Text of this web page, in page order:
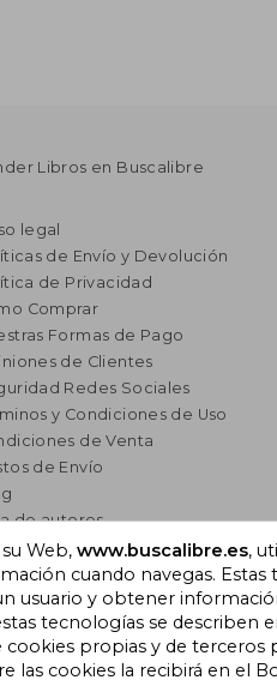
Libros en Buscalibre
legal
de Envío y Devolución
de Privacidad
Comprar
Formas de Pago
de Clientes
Redes Sociales
y Condiciones de Uso
de Venta
de Envío
de autores
a la Lectura
Recomendados
3 (08940), Cornellà de Llobregat,
Web, www.buscalibre.es,
cuando navegas.
usuario y obtener
tecnologías se describen
propias y de terceros
las cookies la recibirá en el